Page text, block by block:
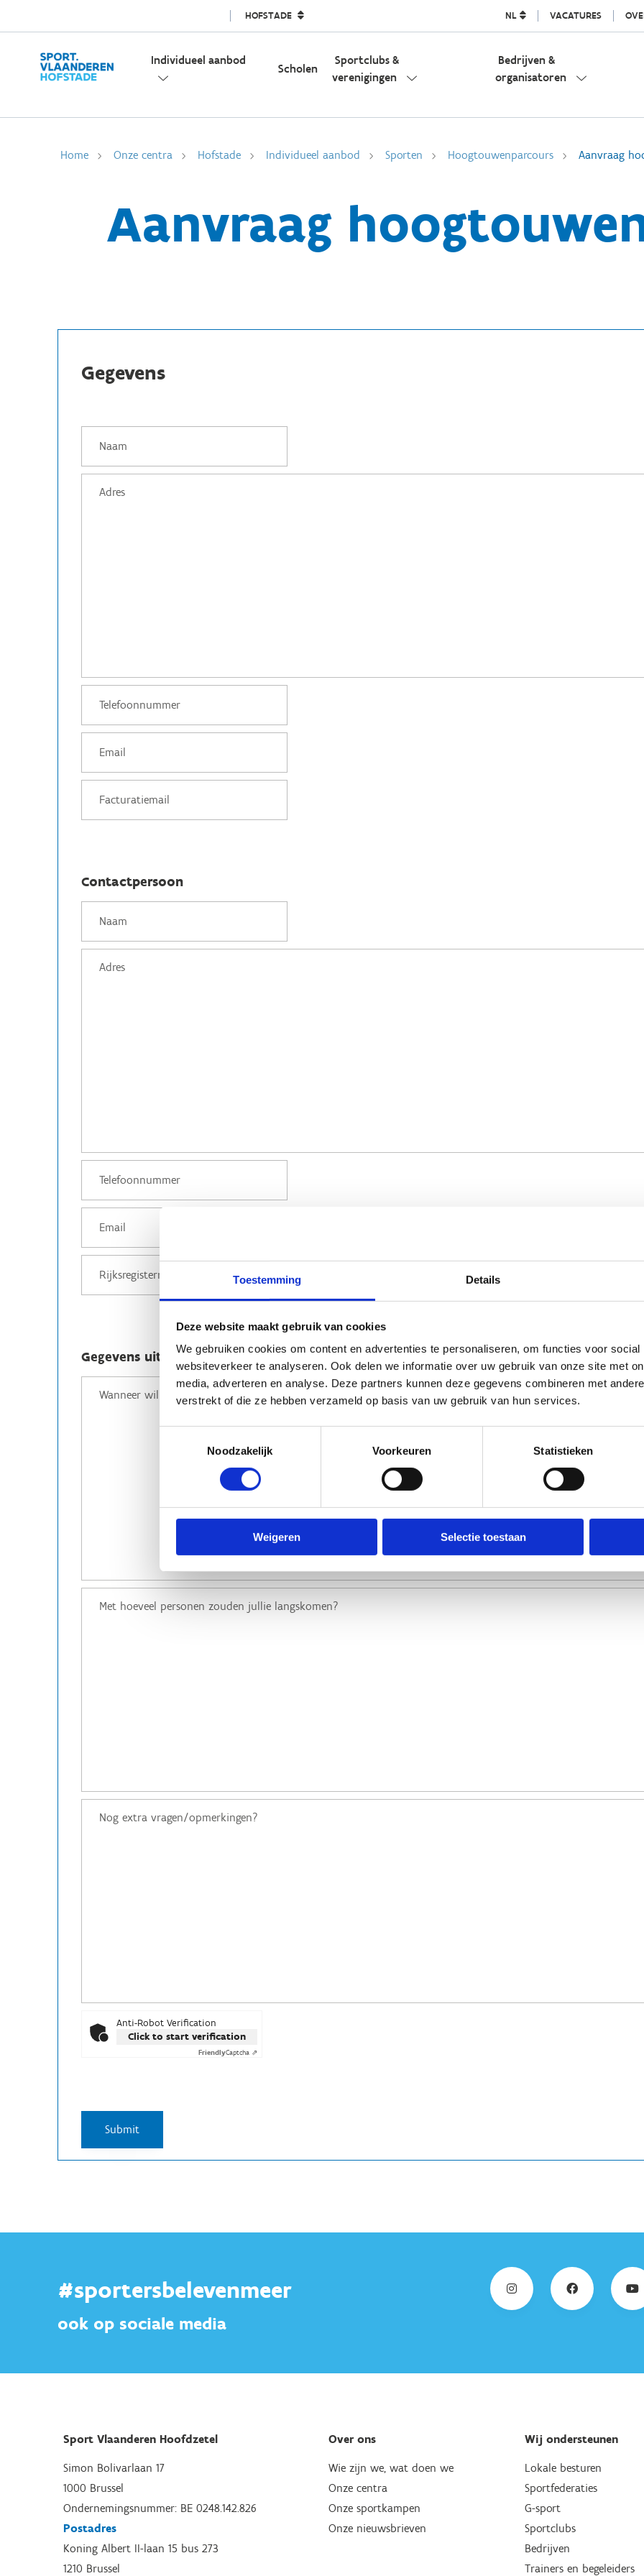
Toestemming Details
Deze website maakt gebruik van cookies
We gebruiken cookies om content en advertenties te personaliseren, om functies voor
websiteverkeer te analyseren. Ook delen we informatie over uw gebruik van onze site met
media, adverteren en analyse. Deze partners kunnen deze gegevens combineren met
verstrekt of die ze hebben verzameld op basis van uw gebruik van hun services.
Noodzakelijk
Voorkeuren Statistieken
Weigeren Selectie toestaan
HOFSTADE NL VACATURES
Individueel aanbod
Scholen
Sportclubs &
verenigingen
Bedrijven &
organisatoren
Home Onze centra Hofstade Individueel aanbod Sporten Hoogtouwenparcours Aanvraag
Aanvraag
Gegevens
Contactpersoon
Gegevens uitstap
Anti-Robot Verification
Click to start verification
FriendlyCaptcha ⇗
#sportersbelevenmeer
ook op sociale media
Sport Vlaanderen Hoofdzetel
Simon Bolivarlaan 17
1000 Brussel
Ondernemingsnummer: BE 0248.142.826
Postadres
Koning Albert II-laan 15 bus 273
1210 Brussel
Over ons
Wie zijn we, wat doen we
Onze centra
Onze sportkampen
Onze nieuwsbrieven
Wij ondersteunen
Lokale besturen
Sportfederaties
G-sport
Sportclubs
Bedrijven
Trainers en begeleiders